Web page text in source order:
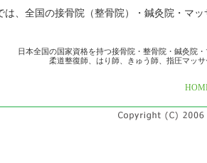
木曜日
ノ島線 善行駅から徒歩1分
は、全国の接骨院（整骨院）・鍼灸院
日本全国の国家資格を持つ接骨院・整骨院・鍼灸院
柔道整復師、はり師、きゅう師、指圧マッ